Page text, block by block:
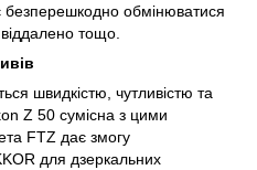
безперешкодно обмінюватися
тощо.
швидкістю, чутливістю та
Z 50 сумісна з цими
FTZ дає змогу
для дзеркальних